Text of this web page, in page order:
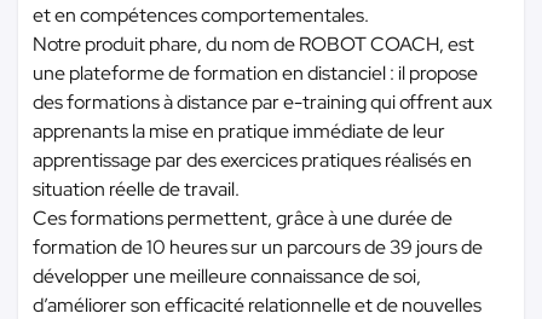
et en compétences comportementales.
Notre produit phare, du nom de ROBOT COACH, est
une plateforme de formation en distanciel : il propose
des formations à distance par e-training qui offrent aux
apprenants la mise en pratique immédiate de leur
apprentissage par des exercices pratiques réalisés en
situation réelle de travail.
Ces formations permettent, grâce à une durée de
formation de 10 heures sur un parcours de 39 jours de
développer une meilleure connaissance de soi,
d’améliorer son efficacité relationnelle et de nouvelles